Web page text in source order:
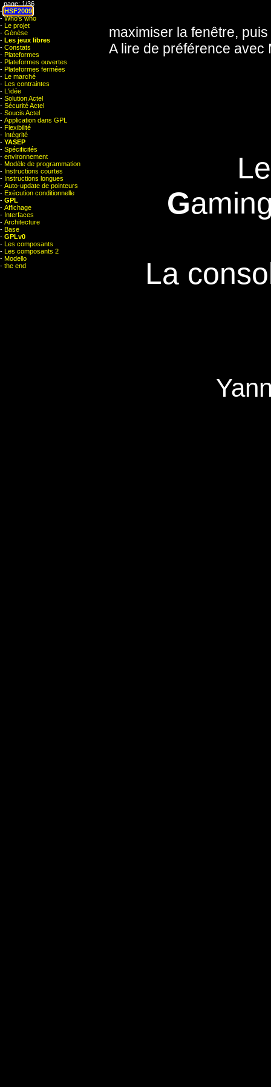
page: 1/36
- HSF2009
-Who's who
- Le projet
- Génèse
- Les jeux libres
- Constats
- Plateformes
- Plateformes ouvertes
- Plateformes fermées
- Le marché
- Les contraintes
- L'idée
- Solution Actel
- Sécurité Actel
- Soucis Actel
- Application dans GPL
- Flexibilité
- Intégrité
- YASEP
- Spécificités
- environnement
- Modèle de programmation
- Instructions courtes
- Instructions longues
- Auto-update de pointeurs
- Exécution conditionnelle
- GPL
- Affichage
- Interfaces
- Architecture
- Base
- GPLv0
- Les composants
- Les composants 2
- Modello
- the end
maximiser la fenêtre,
A lire de préférence avec
G
La